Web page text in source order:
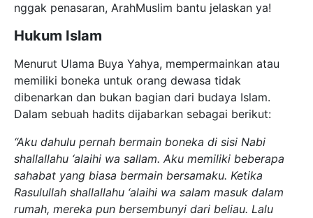
nggak penasaran, ArahMuslim bantu jelaskan ya!
Hukum Islam
Menurut Ulama Buya Yahya, mempermainkan atau
memiliki boneka untuk orang dewasa tidak
dibenarkan dan bukan bagian dari budaya Islam.
Dalam sebuah hadits dijabarkan sebagai berikut:
“Aku dahulu pernah bermain boneka di sisi Nabi
shallallahu ‘alaihi wa sallam. Aku memiliki beberapa
sahabat yang biasa bermain bersamaku. Ketika
Rasulullah shallallahu ‘alaihi wa salam masuk dalam
rumah, mereka pun bersembunyi dari beliau. Lalu